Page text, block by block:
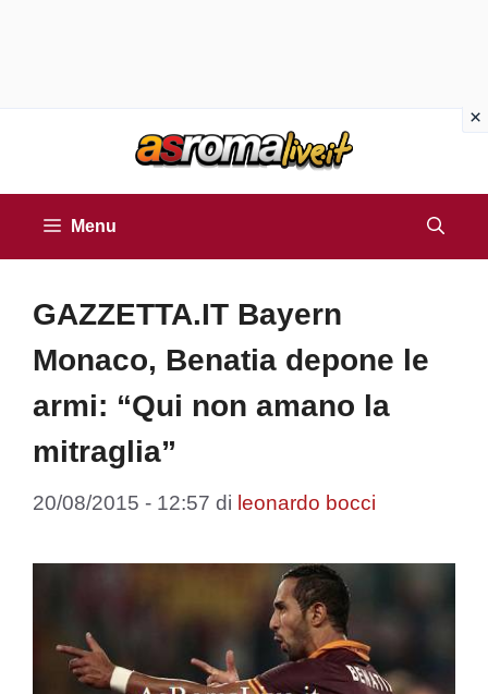
Menu
GAZZETTA.IT Bayern
Monaco, Benatia depone le
armi: “Qui non amano la
mitraglia”
20/08/2015 - 12:57 di leonardo bocci